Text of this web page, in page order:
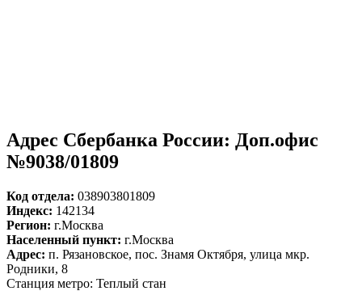
Адрес Сбербанка России: Доп.офис
№9038/01809
Код отдела: 038903801809
Индекс: 142134
Регион: г.Москва
Населенный пункт: г.Москва
Адрес: п. Рязановское, пос. Знамя Октября, улица мкр.
Родники, 8
Станция метро: Теплый стан